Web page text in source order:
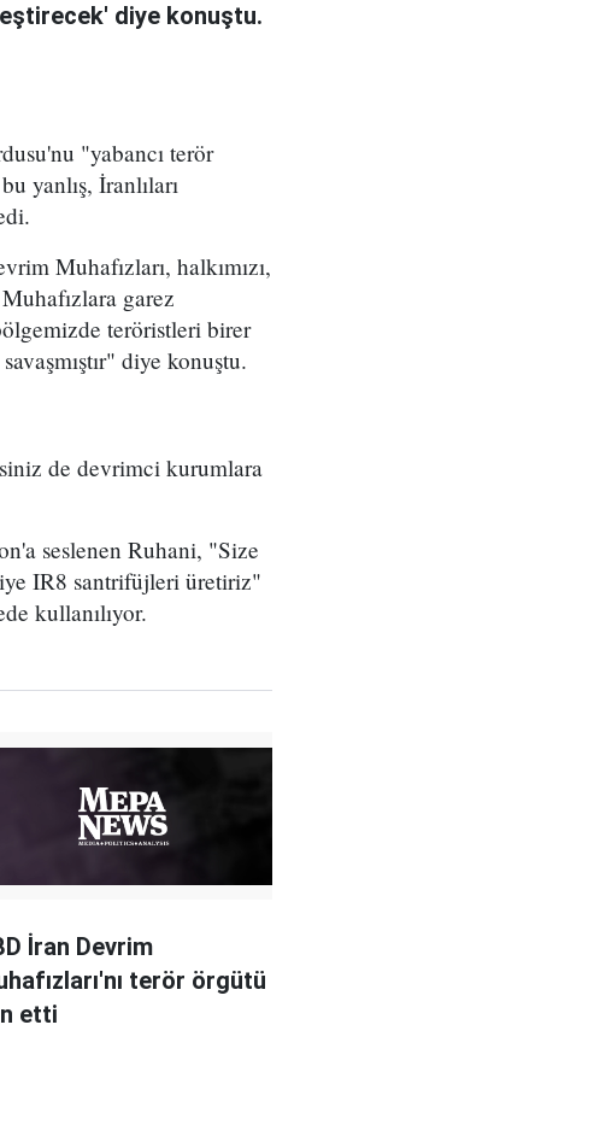
diye konuştu.
"yabancı terör
yanlış, İranlıları
Muhafızları, halkımızı,
garez
teröristleri birer
diye konuştu.
de devrimci kurumlara
seslenen Ruhani, "Size
IR8 santrifüjleri üretiriz"
kullanılıyor.
İran Devrim
terör örgütü
etti